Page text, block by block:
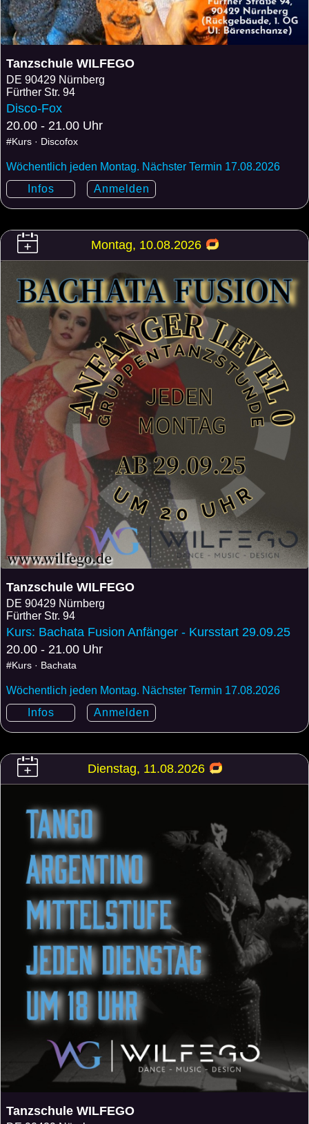
Tanzschule WILFEGO
DE 90429 Nürnberg
Fürther Str. 94
Disco-Fox
20.00 - 21.00 Uhr
#Kurs · Discofox
Wöchentlich jeden Montag. Nächster Termin 17.08.2026
Infos
Anmelden
Montag, 10.08.2026
Tanzschule WILFEGO
DE 90429 Nürnberg
Fürther Str. 94
Kurs: Bachata Fusion Anfänger - Kursstart 29.09.25
20.00 - 21.00 Uhr
#Kurs · Bachata
Wöchentlich jeden Montag. Nächster Termin 17.08.2026
Infos
Anmelden
Dienstag, 11.08.2026
Tanzschule WILFEGO